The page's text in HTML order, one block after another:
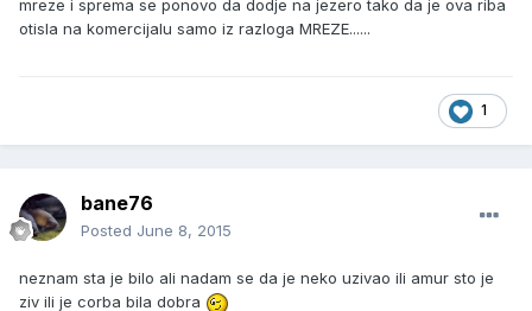
mreze i sprema se ponovo da dodje na jezero tako da je ova riba
otisla na komercijalu samo iz razloga MREZE......
1
bane76
Posted June 8, 2015
neznam sta je bilo ali nadam se da je neko uzivao ili amur sto je
ziv ili je corba bila dobra